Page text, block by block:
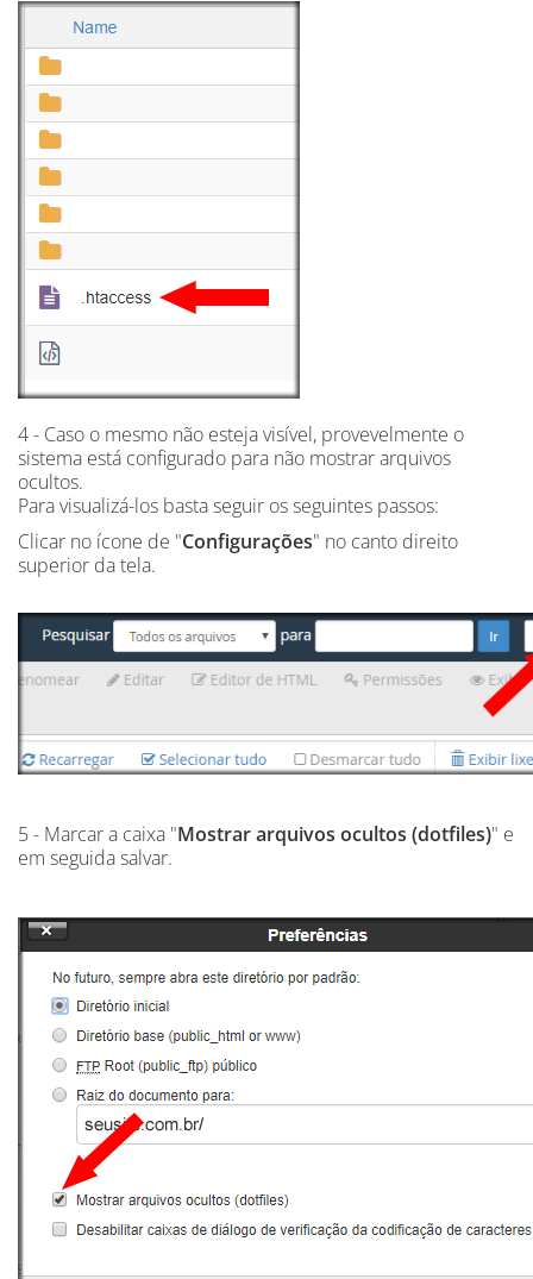
4 - Caso o mesmo não esteja visível, provevelmente o
sistema está configurado para não mostrar arquivos
ocultos.
Para visualizá-los basta seguir os seguintes passos:
Clicar no ícone de "Configurações" no canto direito
superior da tela.
5 - Marcar a caixa "Mostrar arquivos ocultos (dotfiles)" e
em seguida salvar.